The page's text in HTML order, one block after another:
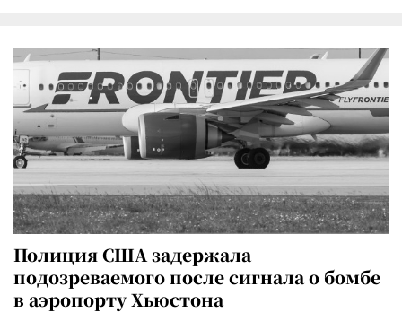
Полиция США задержала
подозреваемого после сигнала о бомбе
в аэропорту Хьюстона